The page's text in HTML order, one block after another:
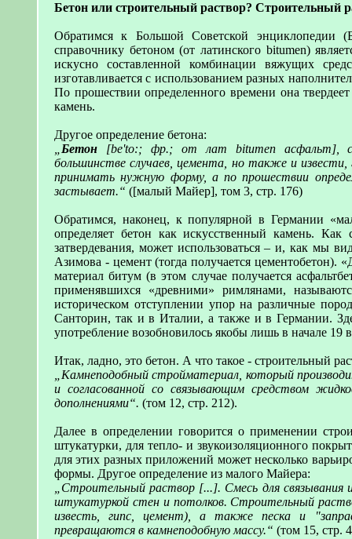
Бетон или строительный раствор? Строительный
Обратимся к Большой Советской энциклопедии
справочнику бетоном (от латинского bitumen)
искусно составленной комбинации вяжущих
изготавливается с использованием разных
По прошествии определенного времени она
камень.
Другое определение бетона:
Бетон [be'to:; фр.; от лат bitumen асфальт],
большинстве случаев, цемента, но также и
принимать нужную форму, а по прошествии
застывает.“ ([малый Майер], том 3, стр. 176)
Обратимся, наконец, к популярной в Германии
определяет бетон как искусственный камень.
затвердевания, может использоваться – и, как мы
Азимова - цемент (тогда получается цементобетон).
материал битум (в этом случае получается
применявшихся «древними» римлянами,
историческом отступлении упор на различные
Санторин, так и в Италии, а также и в Германии.
употребление возобновилось якобы лишь в начале 19
Итак, ладно, это бетон. А что такое - строительный
„Камнеподобный стройматериал, который
и согласованной со связывающим средством
дополнениями“. (том 12, стр. 212).
Далее в определении говорится о применении
штукатурки, для тепло- и звукоизоляционного
для этих разных приложений может несколько
формы. Другое определение из малого Майера:
„Строительный раствор [...]. Смесь для связывания
штукатуркой стен и потолков. Строительный
известь, гипс, цемент), а также песка и
превращаются в камнеподобную массу.“ (том 15, стр.